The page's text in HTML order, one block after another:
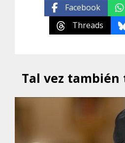
Facebook
Threads
Tal vez también